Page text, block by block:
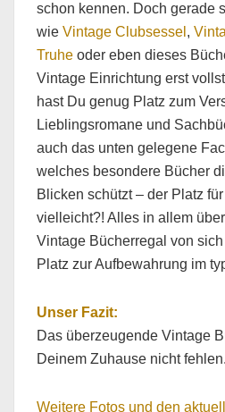
schon kennen. Doch gerade
wie Vintage Clubsessel ,
Truhe oder eben dieses
Vintage Einrichtung erst
hast Du genug Platz zum
Lieblingsromane und
auch das unten gelegene
welches besondere Bücher
Blicken schützt – der Platz
vielleicht?! Alles in allem
Vintage Bücherregal von
Platz zur Aufbewahrung im
Unser Fazit:
Das überzeugende Vintage
Deinem Zuhause nicht fehlen.
Weitere Fotos und den